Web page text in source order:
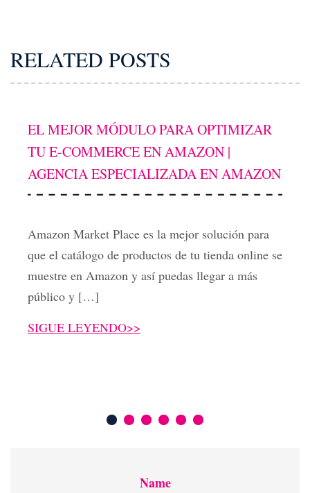
RELATED POSTS
EL MEJOR MÓDULO PARA OPTIMIZAR
TU E-COMMERCE EN AMAZON |
AGENCIA ESPECIALIZADA EN AMAZON
Amazon Market Place es la mejor solución para
que el catálogo de productos de tu tienda online se
muestre en Amazon y así puedas llegar a más
público y […]
SIGUE LEYENDO>>
Name